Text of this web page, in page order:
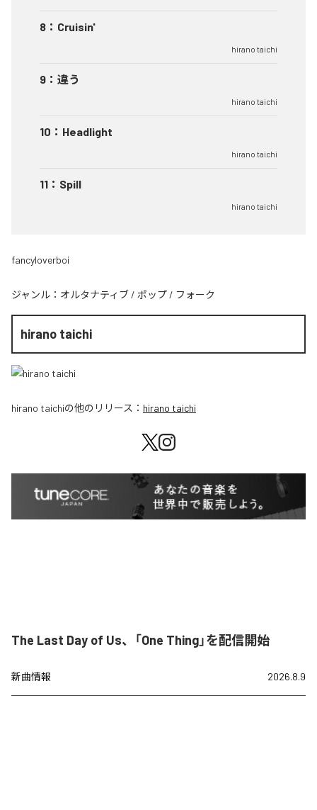
8 ： Cruisin'
hirano taichi
9 ： 違う
hirano taichi
10 ： Headlight
hirano taichi
11 ： Spill
hirano taichi
fancyloverboi
ジャンル： オルタナティブ / ポップ / フォーク
hirano taichi
hirano taichiの他のリリース： hirano taichi
The Last Day of Us、「One Thing」を配信開始
新曲情報 2026.8.9